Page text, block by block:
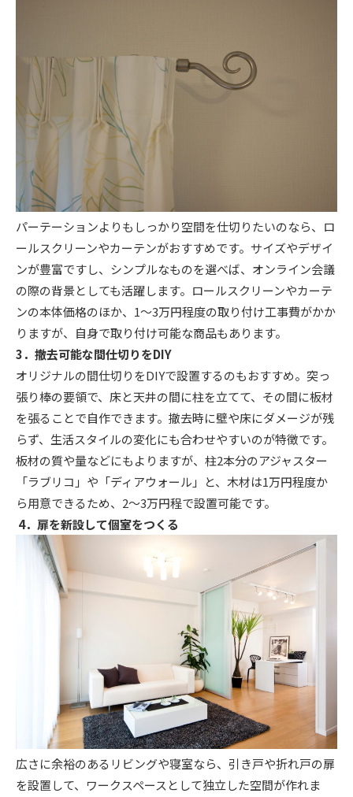
パーテーションよりもしっかり空間を仕切りたいのなら、ロ
ールスクリーンやカーテンがおすすめです。サイズやデザイ
ンが豊富ですし、シンプルなものを選べば、オンライン会議
の際の背景としても活躍します。ロールスクリーンやカーテ
ンの本体価格のほか、1～3万円程度の取り付け工事費がかか
りますが、自身で取り付け可能な商品もあります。
3．撤去可能な間仕切りをDIY
オリジナルの間仕切りをDIYで設置するのもおすすめ。突っ
張り棒の要領で、床と天井の間に柱を立てて、その間に板材
を張ることで自作できます。撤去時に壁や床にダメージが残
らず、生活スタイルの変化にも合わせやすいのが特徴です。
板材の質や量などにもよりますが、柱2本分のアジャスター
「ラブリコ」や「ディアウォール」と、木材は1万円程度か
ら用意できるため、2～3万円程で設置可能です。
4．扉を新設して個室をつくる
広さに余裕のあるリビングや寝室なら、引き戸や折れ戸の扉
を設置して、ワークスペースとして独立した空間が作れま